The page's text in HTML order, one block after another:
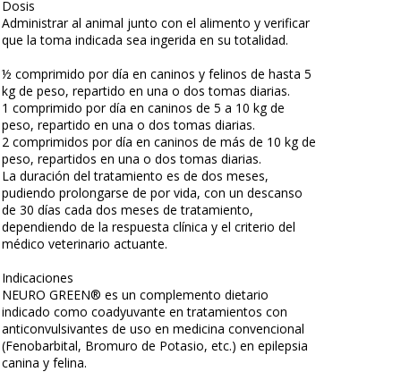
Dosis
Administrar al animal junto con el alimento y verificar
que la toma indicada sea ingerida en su totalidad.
½ comprimido por día en caninos y felinos de hasta 5
kg de peso, repartido en una o dos tomas diarias.
1 comprimido por día en caninos de 5 a 10 kg de
peso, repartido en una o dos tomas diarias.
2 comprimidos por día en caninos de más de 10 kg de
peso, repartidos en una o dos tomas diarias.
La duración del tratamiento es de dos meses,
pudiendo prolongarse de por vida, con un descanso
de 30 días cada dos meses de tratamiento,
dependiendo de la respuesta clínica y el criterio del
médico veterinario actuante.
Indicaciones
NEURO GREEN® es un complemento dietario
indicado como coadyuvante en tratamientos con
anticonvulsivantes de uso en medicina convencional
(Fenobarbital, Bromuro de Potasio, etc.) en epilepsia
canina y felina.